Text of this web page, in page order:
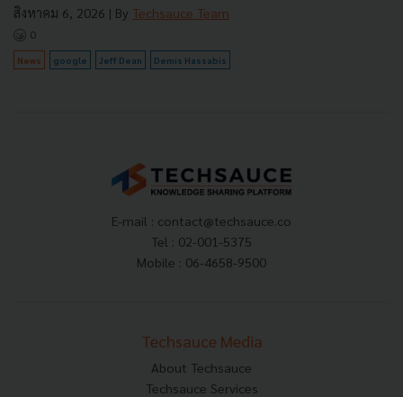
สิงหาคม 6, 2026 | By Techsauce Team
0
News google Jeff Dean Demis Hassabis
E-mail : contact@techsauce.co
Tel : 02-001-5375
Mobile : 06-4658-9500
Techsauce Media
About Techsauce
Techsauce Services